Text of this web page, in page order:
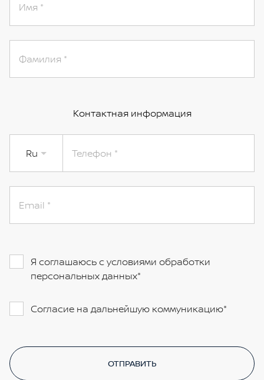
Имя
Фамилия
Контактная информация
Ru Телефон
Email
Я соглашаюсь с условиями обработки
персональных данных
Согласие на дальнейшую коммуникацию
ОТПРАВИТЬ